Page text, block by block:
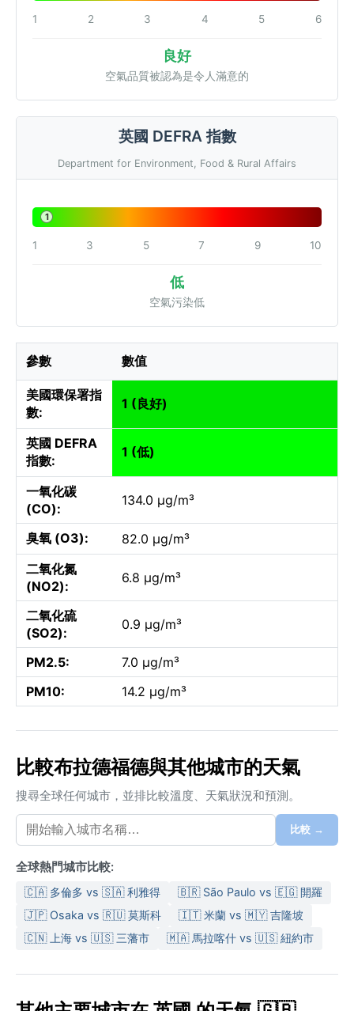
1 2 3 4 5 6
良好
空氣品質被認為是令人滿意的
英國 DEFRA 指數
Department for Environment, Food & Rural Affairs
1
1 3 5 7 9 10
低
空氣污染低
參數 數值
美國環保署指
數:
1 (良好)
英國 DEFRA
指數:
1 (低)
一氧化碳
(CO):
134.0 µg/m³
臭氧 (O3):
82.0 µg/m³
二氧化氮
(NO2):
6.8 µg/m³
二氧化硫
(SO2):
0.9 µg/m³
PM2.5:
7.0 µg/m³
PM10:
14.2 µg/m³
比較布拉德福德與其他城市的天氣
搜尋全球任何城市，並排比較溫度、天氣狀況和預測。
比較 →
全球熱門城市比較:
🇨🇦 多倫多 vs 🇸🇦 利雅得
🇧🇷 São Paulo vs 🇪🇬 開羅
🇯🇵 Osaka vs 🇷🇺 莫斯科
🇮🇹 米蘭 vs 🇲🇾 吉隆坡
🇨🇳 上海 vs 🇺🇸 三藩市
🇲🇦 馬拉喀什 vs 🇺🇸 紐約市